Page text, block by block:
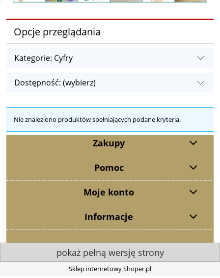
Opcje przeglądania
Kategorie: Cyfry
Dostępność: (wybierz)
Nie znaleziono produktów spełniających podane kryteria.
Zakupy
Pomoc
Moje konto
Informacje
pokaż pełną wersję strony
Sklep internetowy Shoper.pl